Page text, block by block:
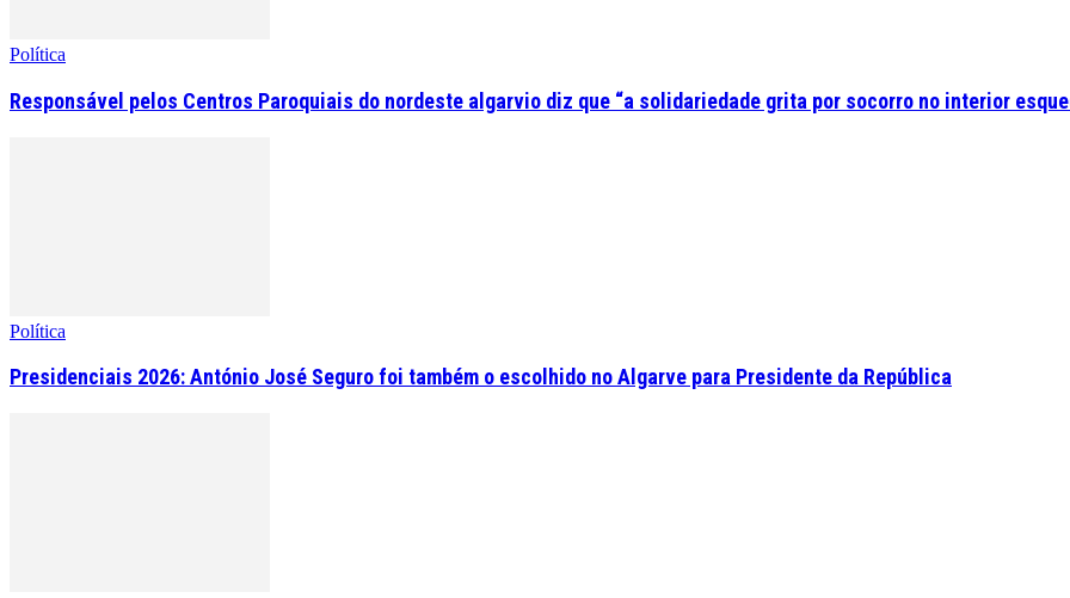
Política
Responsável pelos Centros Paroquiais do nordeste algarvio diz que “a solidariedade grita por socorro no interior
Política
Presidenciais 2026: António José Seguro foi também o escolhido no Algarve para Presidente da República